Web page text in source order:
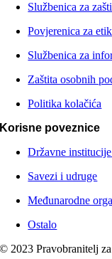
Službenica za
Povjerenica za
Službenica za
Zaštita osobnih
Politika kolačića
Korisne poveznice
Državne
Savezi i udruge
Međunarodne
Ostalo
© 2023 Pravobranitelj